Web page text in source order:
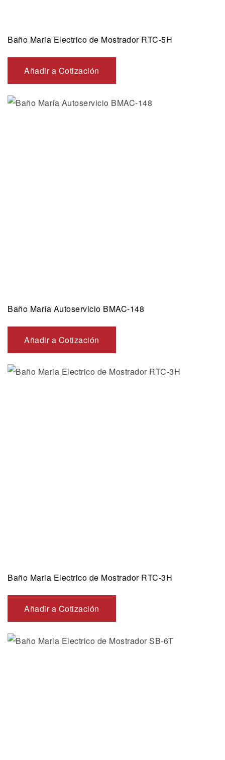
Baño Maria Electrico de Mostrador RTC-5H
Añadir a Cotización
Baño María Autoservicio BMAC-148
Añadir a Cotización
Baño Maria Electrico de Mostrador RTC-3H
Añadir a Cotización